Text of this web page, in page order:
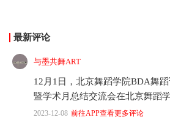
最新评论
与墨共舞ART
12月1日，北京舞蹈学院BDA舞
暨学术月总结交流会在北京舞蹈
2023-12-08 前往APP查看更多评论